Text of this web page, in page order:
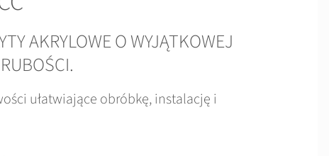
AKRYLOWE O WYJĄTKOWEJ
ułatwiające obróbkę, instalację i